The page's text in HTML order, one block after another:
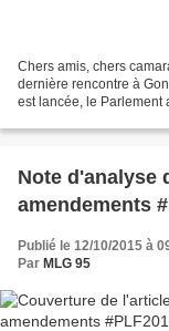
Chers amis, chers
dernière rencontre à
est lancée, le Parlement
Note d'analyse
amendements
Publié le 12/10/2015 à
Par MLG 95